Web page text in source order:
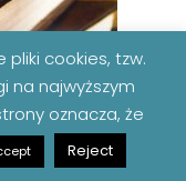
cookies, tzw.
na najwyższym
oznacza, że
Reject